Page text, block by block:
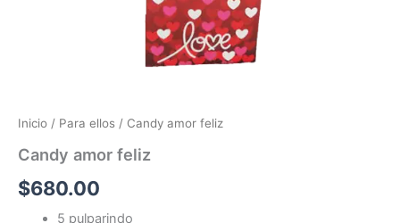
Inicio / Para ellos / Candy amor feliz
Candy amor feliz
$680.00
5 pulparindo